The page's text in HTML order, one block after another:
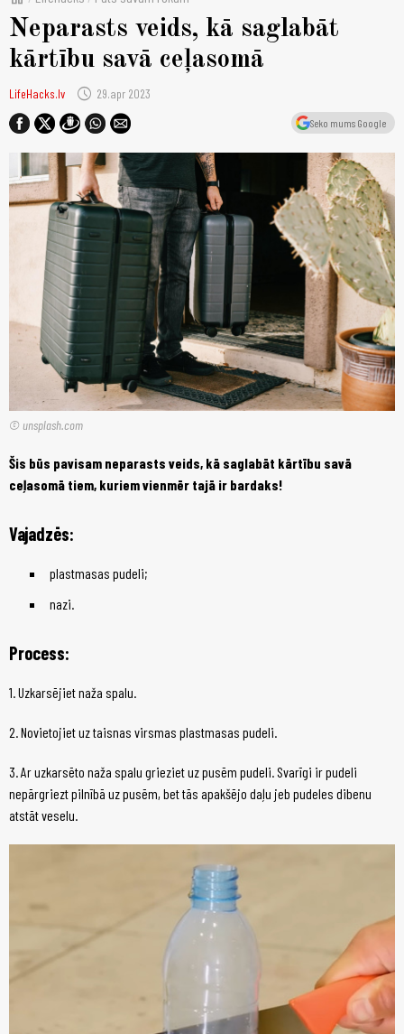
Neparasts veids, kā saglabāt
kārtību savā ceļasomā
LifeHacks.lv schedule 29.apr 2023
Seko mums Google
© unsplash.com
Šis būs pavisam neparasts veids, kā saglabāt kārtību savā
ceļasomā tiem, kuriem vienmēr tajā ir bardaks!
Vajadzēs:
plastmasas pudeli;
nazi.
Process:
1. Uzkarsējiet naža spalu.
2. Novietojiet uz taisnas virsmas plastmasas pudeli.
3. Ar uzkarsēto naža spalu grieziet uz pusēm pudeli. Svarīgi ir pudeli
nepārgriezt pilnībā uz pusēm, bet tās apakšējo daļu jeb pudeles dibenu
atstāt veselu.